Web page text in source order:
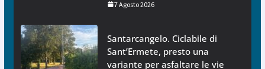
7 Agosto 2026
Santarcangelo. Ciclabile di
Sant’Ermete, presto una
variante per asfaltare le vie